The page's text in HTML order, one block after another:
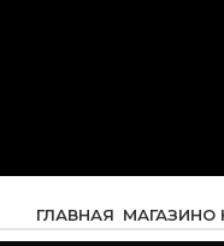
ГЛАВНАЯ МАГАЗИНО